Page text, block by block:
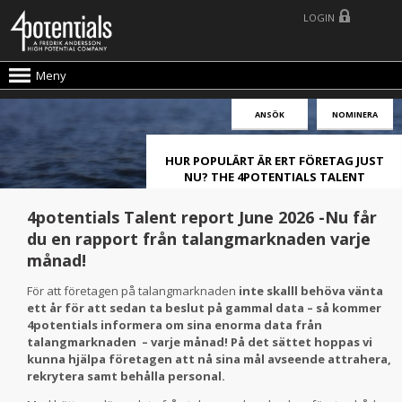
Meny
LOGIN
ANSÖK NOMINERA
HUR POPULÄRT ÄR ERT FÖRETAG JUST
NU? THE 4POTENTIALS TALENT
4potentials Talent report June 2026 -Nu får
du en rapport från talangmarknaden varje
månad!
För att företagen på talangmarknaden inte skalll behöva vänta
ett år för att sedan ta beslut på gammal data – så kommer
4potentials informera om sina enorma data från
talangmarknaden – varje månad! På det sättet hoppas vi
kunna hjälpa företagen att nå sina mål avseende attrahera,
rekrytera samt behålla personal.